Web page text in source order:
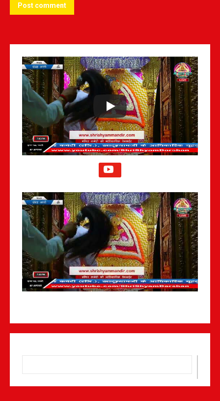
Post comment